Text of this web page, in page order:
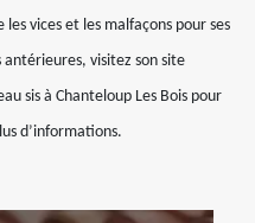
vices et les malfaçons pour ses
visitez son site
sis à Chanteloup Les Bois pour
d’informations.